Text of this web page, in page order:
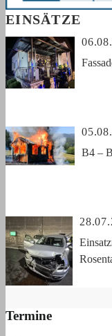
EINSÄTZE
B4 –
Termine